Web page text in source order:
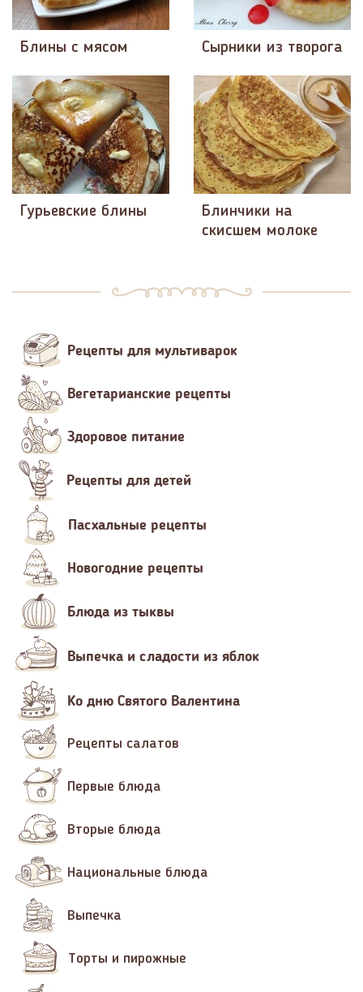
Блины с мясом Сырники из творога
Гурьевские блины
Блинчики на
скисшем молоке
Рецепты для мультиварок
Вегетарианские рецепты
Здоровое питание
Рецепты для детей
Пасхальные рецепты
Новогодние рецепты
Блюда из тыквы
Выпечка и сладости из яблок
Ко дню Святого Валентина
Рецепты салатов
Первые блюда
Вторые блюда
Национальные блюда
Выпечка
Торты и пирожные